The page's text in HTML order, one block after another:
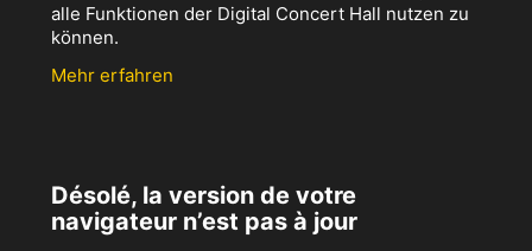
alle Funktionen der Digital Concert Hall nutzen zu
können.
Mehr erfahren
Désolé, la version de votre
navigateur n’est pas à jour